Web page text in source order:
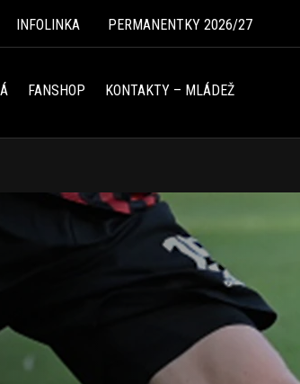
INFOLINKA PERMANENTKY 2026/27
FANSHOP KONTAKTY – MLÁDEŽ